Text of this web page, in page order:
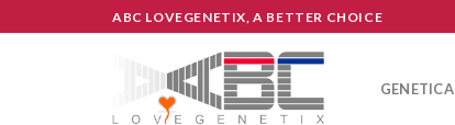
to
ABC LOVEGENETIX, A BETTER CHOICE
GENETICA